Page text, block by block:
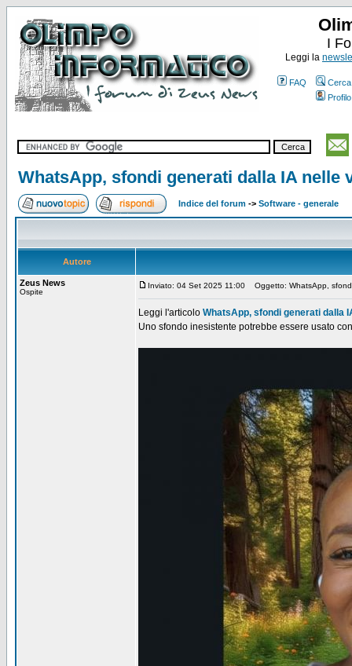
I
Leggi la
FAQ
Cerca
Profilo
WhatsApp, sfondi generati dalla IA
Indice del forum -> Software - generale
Autore
Zeus News
Ospite
Inviato: 04 Set 2025 11:00 Oggetto: WhatsApp,
Leggi l'articolo WhatsApp, sfondi generati dalla
Uno sfondo inesistente potrebbe essere usato